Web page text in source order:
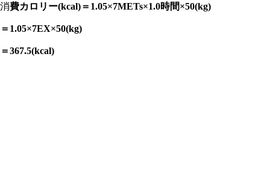
消費カロリー(kcal)＝ 1.05×7METs×1.0時間×50(kg)
＝ 1.05×7EX×50(kg)
＝367.5(kcal)